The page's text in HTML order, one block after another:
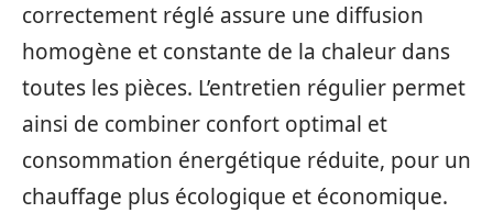
correctement réglé assure une diffusion
homogène et constante de la chaleur dans
toutes les pièces. L’entretien régulier permet
ainsi de combiner confort optimal et
consommation énergétique réduite, pour un
chauffage plus écologique et économique.